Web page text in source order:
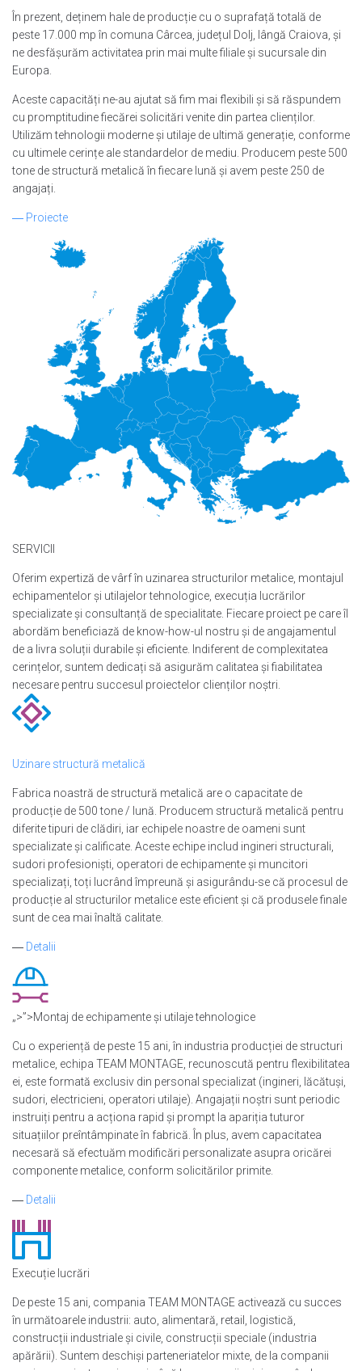
În prezent, deținem hale de producție cu o suprafață totală de
peste 17.000 mp în comuna Cârcea, județul Dolj, lângă Craiova, și
ne desfășurăm activitatea prin mai multe filiale și sucursale din
Europa.
Aceste capacități ne-au ajutat să fim mai flexibili și să răspundem
cu promptitudine fiecărei solicitări venite din partea clienților.
Utilizăm tehnologii moderne și utilaje de ultimă generație, conforme
cu ultimele cerințe ale standardelor de mediu. Producem peste 500
tone de structură metalică în fiecare lună și avem peste 250 de
angajați.
― Proiecte
SERVICII
Oferim expertiză de vârf în uzinarea structurilor metalice, montajul
echipamentelor și utilajelor tehnologice, execuția lucrărilor
specializate și consultanță de specialitate. Fiecare proiect pe care îl
abordăm beneficiază de know-how-ul nostru și de angajamentul
de a livra soluții durabile și eficiente. Indiferent de complexitatea
cerințelor, suntem dedicați să asigurăm calitatea și fiabilitatea
necesare pentru succesul proiectelor clienților noștri.
Uzinare structură metalică
Fabrica noastră de structură metalică are o capacitate de
producție de 500 tone / lună. Producem structură metalică pentru
diferite tipuri de clădiri, iar echipele noastre de oameni sunt
specializate și calificate. Aceste echipe includ ingineri structurali,
sudori profesioniști, operatori de echipamente și muncitori
specializați, toți lucrând împreună și asigurându-se că procesul de
producție al structurilor metalice este eficient și că produsele finale
sunt de cea mai înaltă calitate.
― Detalii
„>”>Montaj de echipamente și utilaje tehnologice
Cu o experiență de peste 15 ani, în industria producției de structuri
metalice, echipa TEAM MONTAGE, recunoscută pentru flexibilitatea
ei, este formată exclusiv din personal specializat (ingineri, lăcătuși,
sudori, electricieni, operatori utilaje). Angajații noștri sunt periodic
instruiți pentru a acționa rapid și prompt la apariția tuturor
situațiilor preîntâmpinate în fabrică. În plus, avem capacitatea
necesară să efectuăm modificări personalizate asupra oricărei
componente metalice, conform solicitărilor primite.
― Detalii
Execuție lucrări
De peste 15 ani, compania TEAM MONTAGE activează cu succes
în următoarele industrii: auto, alimentară, retail, logistică,
construcții industriale și civile, construcții speciale (industria
apărării). Suntem deschiși parteneriatelor mixte, de la companii